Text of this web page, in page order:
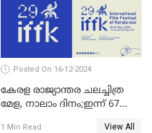
Posted On 16-12-2024
കേരള രാജ്യാന്തര ചലച്ചിത്ര
മേള, നാലാം ദിനം;ഇന്ന് 67
1 Min Read View All